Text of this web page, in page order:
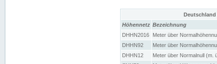
Höhennetz Bezeichnung
DHHN2016
Meter über
DHHN92
Meter über
DHHN12
Meter über Normalnull (m.